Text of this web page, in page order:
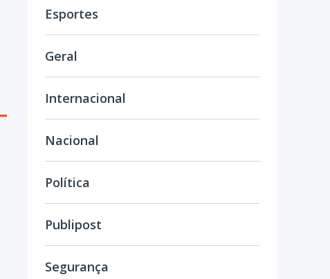
Esportes
Geral
Internacional
Nacional
Política
Publipost
Segurança